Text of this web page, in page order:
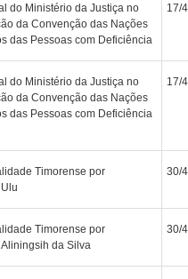
do Ministério da Justiça no
da Convenção das Nações
das Pessoas com Deficiência
17/
do Ministério da Justiça no
da Convenção das Nações
das Pessoas com Deficiência
17/
Timorense por
30/
Timorense por
da Silva
30/